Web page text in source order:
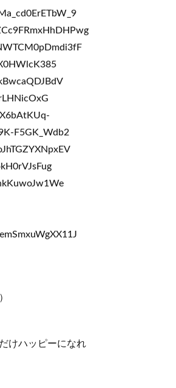
F5GK_Wdb2
けハッピーになれ